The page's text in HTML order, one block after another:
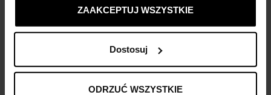
ZAAKCEPTUJ WSZYSTKIE
Dostosuj
ODRZUĆ WSZYSTKIE